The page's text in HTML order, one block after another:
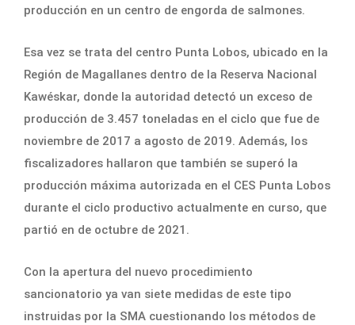
producción en un centro de engorda de salmones.
Esa vez se trata del centro Punta Lobos, ubicado en la
Región de Magallanes dentro de la Reserva Nacional
Kawéskar, donde la autoridad detectó un exceso de
producción de 3.457 toneladas en el ciclo que fue de
noviembre de 2017 a agosto de 2019. Además, los
fiscalizadores hallaron que también se superó la
producción máxima autorizada en el CES Punta Lobos
durante el ciclo productivo actualmente en curso, que
partió en de octubre de 2021.
Con la apertura del nuevo procedimiento
sancionatorio ya van siete medidas de este tipo
instruidas por la SMA cuestionando los métodos de